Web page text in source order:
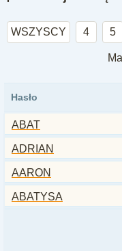
WSZYSCY 4 5
Hasło
ABAT
ADRIAN
AARON
ABATYSA